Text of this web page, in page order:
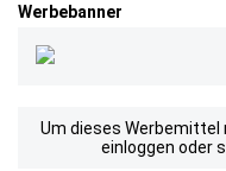
Werbebanner
Um dieses Werbemittel
einloggen oder